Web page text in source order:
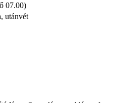
07.00)
utánvét